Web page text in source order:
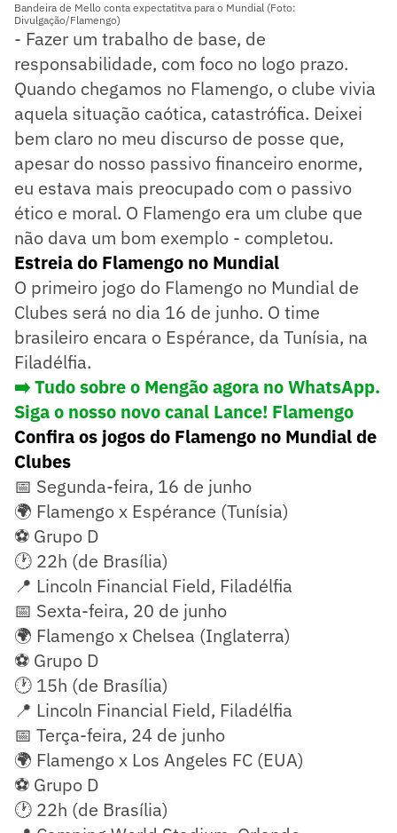
Bandeira de Mello conta expectatitva para o Mundial (Foto:
Divulgação/Flamengo)
- Fazer um trabalho de base, de
responsabilidade, com foco no logo prazo.
Quando chegamos no Flamengo, o clube vivia
aquela situação caótica, catastrófica. Deixei
bem claro no meu discurso de posse que,
apesar do nosso passivo financeiro enorme,
eu estava mais preocupado com o passivo
ético e moral. O Flamengo era um clube que
não dava um bom exemplo - completou.
Estreia do Flamengo no Mundial
O primeiro jogo do Flamengo no Mundial de
Clubes será no dia 16 de junho. O time
brasileiro encara o Espérance, da Tunísia, na
Filadélfia.
➡️ Tudo sobre o Mengão agora no WhatsApp.
Siga o nosso novo canal Lance! Flamengo
Confira os jogos do Flamengo no Mundial de
Clubes
📅 Segunda-feira, 16 de junho
🌍 Flamengo x Espérance (Tunísia)
⚽ Grupo D
🕐 22h (de Brasília)
📍 Lincoln Financial Field, Filadélfia
📅 Sexta-feira, 20 de junho
🌍 Flamengo x Chelsea (Inglaterra)
⚽ Grupo D
🕐 15h (de Brasília)
📍 Lincoln Financial Field, Filadélfia
📅 Terça-feira, 24 de junho
🌍 Flamengo x Los Angeles FC (EUA)
⚽ Grupo D
🕐 22h (de Brasília)